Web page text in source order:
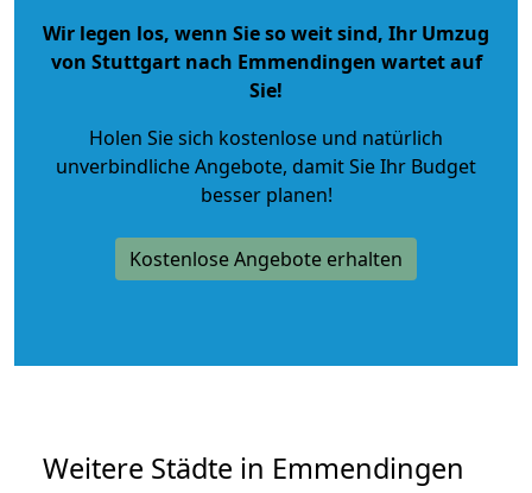
Wir legen los, wenn Sie so weit sind, Ihr Umzug
von Stuttgart nach Emmendingen wartet auf
Sie!
Holen Sie sich kostenlose und natürlich
unverbindliche Angebote, damit Sie Ihr Budget
besser planen!
Kostenlose Angebote erhalten
Weitere Städte in Emmendingen